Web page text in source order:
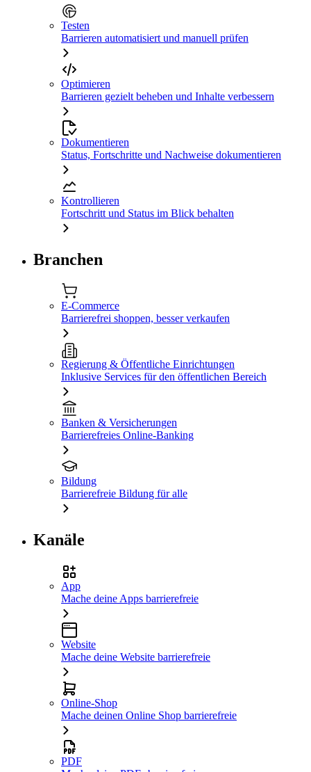
Testen
Barrieren automatisiert und manuell prüfen
Optimieren
Barrieren gezielt beheben und Inhalte verbessern
Dokumentieren
Status, Fortschritte und Nachweise dokumentieren
Kontrollieren
Fortschritt und Status im Blick behalten
Branchen
E-Commerce
Barrierefrei shoppen, besser verkaufen
Regierung & Öffentliche Einrichtungen
Inklusive Services für den öffentlichen Bereich
Banken & Versicherungen
Barrierefreies Online-Banking
Bildung
Barrierefreie Bildung für alle
Kanäle
App
Mache deine Apps barrierefreie
Website
Mache deine Website barrierefreie
Online-Shop
Mache deinen Online Shop barrierefreie
PDF